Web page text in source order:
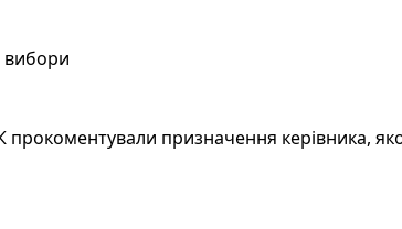
вибори
призначення керівника,